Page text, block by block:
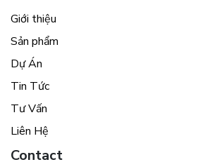
Giới thiệu
Sản phẩm
Dự Án
Tin Tức
Tư Vấn
Liên Hệ
Contact